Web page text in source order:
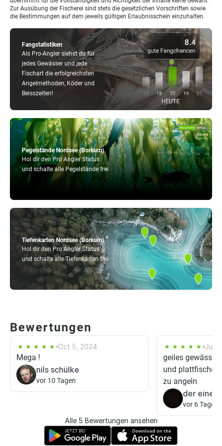
Tiefenkarten Nordsee (Borkum)
Hol dir den Pro Angler Status
und schalte alle Tiefenkarten frei
Pegelstände Nordsee (Borkum)
Hol dir den Pro Angler Status
und schalte alle Pegelstände frei
Fangstatistiken
Als Pro-Angler siehst du für
jedes Gewässer und jede
Fischart die erfolgreichsten
Angelmethoden, Köder und
Beisszeiten!
Zur Ausübung der Fischerei sind stets die gesetzlichen Vorschriften sowie
die Bestimmungen auf dem jeweils gültigen Erlaubnisschein einzuhalten.
Bewertungen
Oct 5, 2024
Mega !
nils schülke
vor 10 Tagen
Jul
geiles gewässer
und plattfische,
zu angeln
der eine
vor 6 Tagen
Alle 5 Bewertungen ansehen